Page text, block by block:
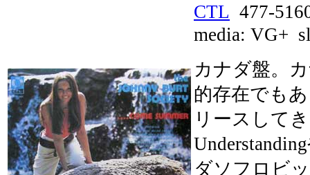
CTL 477-
media: VG+
カナダ盤。
的存在でも
リースして
ダソフロビ